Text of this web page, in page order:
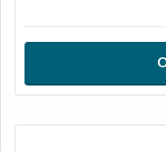
genérico e
um container pode
de café até